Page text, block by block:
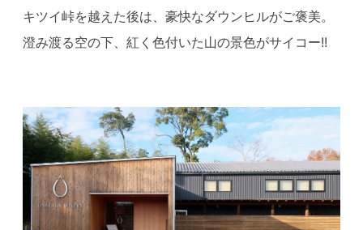
キツイ峠を越えた後は、豪快なダウンヒルがご褒美。
澄み渡る空の下、紅く色付いた山の景色がサイコー!!